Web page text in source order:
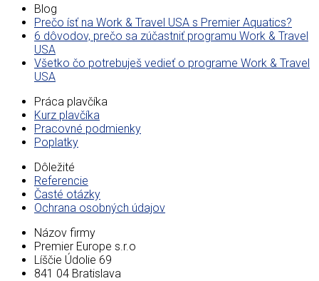
Blog
Prečo ísť na Work & Travel USA s Premier Aquatics?
6 dôvodov, prečo sa zúčastniť programu Work & Travel
USA
Všetko čo potrebuješ vedieť o programe Work & Travel
USA
Práca plavčíka
Kurz plavčíka
Pracovné podmienky
Poplatky
Dôležité
Referencie
Časté otázky
Ochrana osobných údajov
Názov firmy
Premier Europe s.r.o
Líščie Údolie 69
841 04 Bratislava